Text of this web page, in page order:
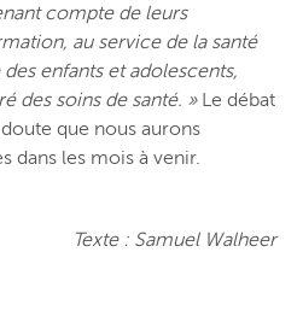
compte de leurs
au service de la santé
enfants et adolescents,
des soins de santé. » Le débat
que nous aurons
dans les mois à venir.
Texte : Samuel Walheer